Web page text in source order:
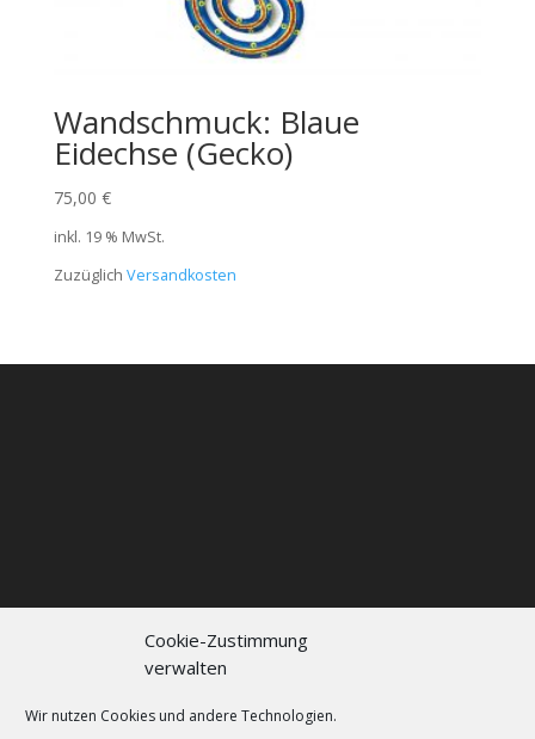
Cookie-Zustimmung
verwalten
Wir nutzen Cookies und andere Technologien.
Wandschmuck: Blaue
Eidechse (Gecko)
75,00 €
inkl. 19 % MwSt.
Zuzüglich Versandkosten
Kontakt
Datenschutzerklärung
Cookie policy (EU)